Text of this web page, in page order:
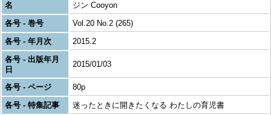
名
ジン Cooyon
各号 - 巻号
Vol.20 No.2 (265)
各号 - 年月次
2015.2
各号 - 出版年月
日
2015/01/03
各号 - ページ
80p
各号 - 特集記事
迷ったときに開きたくなる わたしの育児書